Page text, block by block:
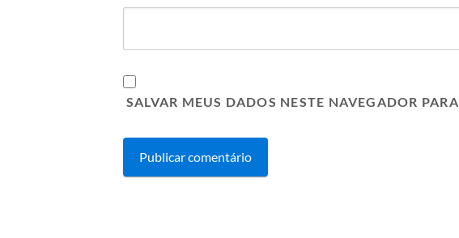
SALVAR MEUS DADOS NESTE NAVEGADOR